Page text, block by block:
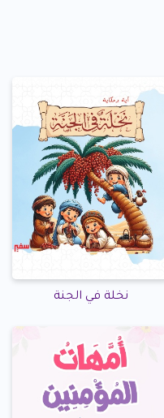
نخلة في الجنة